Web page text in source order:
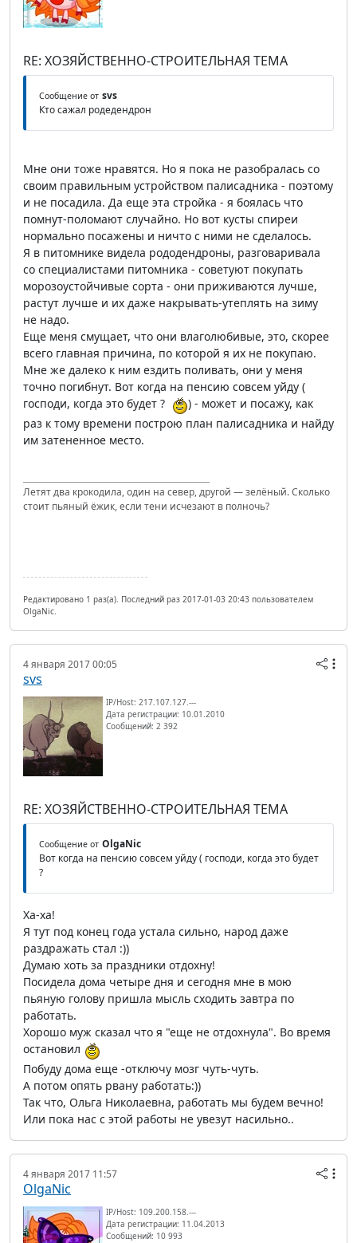
RE: ХОЗЯЙСТВЕННО-СТРОИТЕЛЬНАЯ ТЕМА
Сообщение от svs
Кто сажал родедендрон
Мне они тоже нравятся. Но я пока не разобралась со
своим правильным устройством палисадника - поэтому
и не посадила. Да еще эта стройка - я боялась что
помнут-поломают случайно. Но вот кусты спиреи
нормально посажены и ничто с ними не сделалось.
Я в питомнике видела рододендроны, разговаривала
со специалистами питомника - советуют покупать
морозоустойчивые сорта - они приживаются лучше,
растут лучше и их даже накрывать-утеплять на зиму
не надо.
Еще меня смущает, что они влаголюбивые, это, скорее
всего главная причина, по которой я их не покупаю.
Мне же далеко к ним ездить поливать, они у меня
точно погибнут. Вот когда на пенсию совсем уйду (
господи, когда это будет ?
) - может и посажу, как
раз к тому времени построю план палисадника и найду
им затененное место.
Летят два крокодила, один на север, другой — зелёный. Сколько
стоит пьяный ёжик, если тени исчезают в полночь?
Редактировано 1 раз(а). Последний раз 2017-01-03 20:43 пользователем
OlgaNic.
4 января 2017 00:05
svs
IP/Host: 217.107.127.---
Дата регистрации: 10.01.2010
Сообщений: 2 392
RE: ХОЗЯЙСТВЕННО-СТРОИТЕЛЬНАЯ ТЕМА
Сообщение от OlgaNic
Вот когда на пенсию совсем уйду ( господи, когда это будет
?
Ха-ха!
Я тут под конец года устала сильно, народ даже
раздражать стал :))
Думаю хоть за праздники отдохну!
Посидела дома четыре дня и сегодня мне в мою
пьяную голову пришла мысль сходить завтра по
работать.
Хорошо муж сказал что я "еще не отдохнула". Во время
остановил
Побуду дома еще -отключу мозг чуть-чуть.
А потом опять рвану работать:))
Так что, Ольга Николаевна, работать мы будем вечно!
Или пока нас с этой работы не увезут насильно..
4 января 2017 11:57
OlgaNic
IP/Host: 109.200.158.---
Дата регистрации: 11.04.2013
Сообщений: 10 993